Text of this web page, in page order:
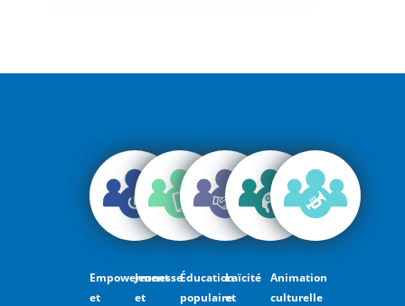
Empowerment
et
Jeunesse
et
Éducation
populaire
Laïcité
et
Animation
culturelle